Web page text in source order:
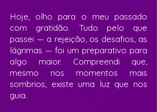
Hoje, olho para o meu passado
com gratidão. Tudo pelo que
passei — a rejeição, os desafios, as
lágrimas — foi um preparativo para
algo maior. Compreendi que,
mesmo nos momentos mais
sombrios, existe uma luz que nos
guia.